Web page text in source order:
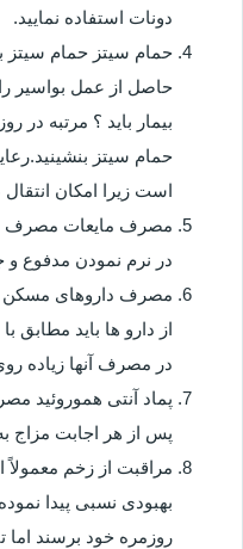
دونات استفاده نمایید.
حمام سیتز حمام سیتز
حاصل از عمل بواسیر
بیمار باید ؟ مرتبه
حمام سیتز
است زیرا امکان
مصرف مایعات مصرف
در نرم نمودن مدفوع و
مصرف داروهای مسکن
از دارو ها باید مطابق
در مصرف آنها زیاده
پماد آنتی هموروئید
پس از هر اجابت مزاج
مراقبت از زخم
بهبودی نسبی پیدا
روزمره خود برسند اما